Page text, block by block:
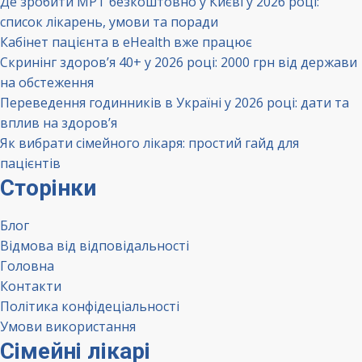
список лікарень, умови та поради
Кабінет пацієнта в eHealth вже працює
Скринінг здоров’я 40+ у 2026 році: 2000 грн від держави
на обстеження
Переведення годинників в Україні у 2026 році: дати та
вплив на здоров’я
Як вибрати сімейного лікаря: простий гайд для
пацієнтів
Сторінки
Блог
Відмова від відповідальності
Головна
Контакти
Політика конфідеціальності
Умови використання
Сімейні лікарі